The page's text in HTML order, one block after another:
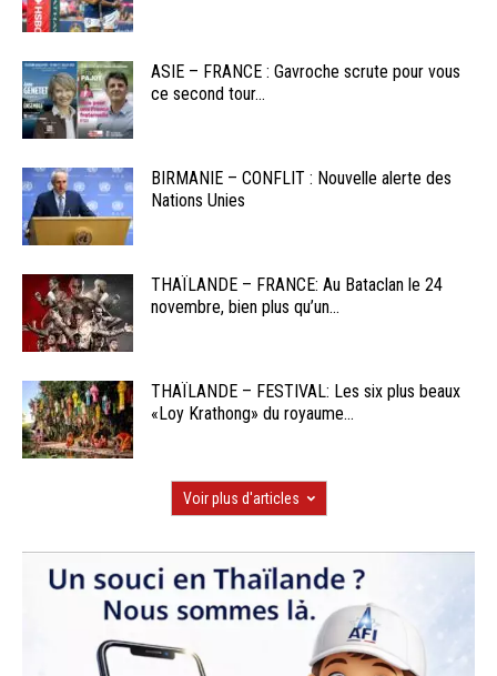
ASIE – FRANCE : Gavroche scrute pour vous
ce second tour...
BIRMANIE – CONFLIT : Nouvelle alerte des
Nations Unies
THAÏLANDE – FRANCE: Au Bataclan le 24
novembre, bien plus qu’un...
THAÏLANDE – FESTIVAL: Les six plus beaux
«Loy Krathong» du royaume...
Voir plus d'articles